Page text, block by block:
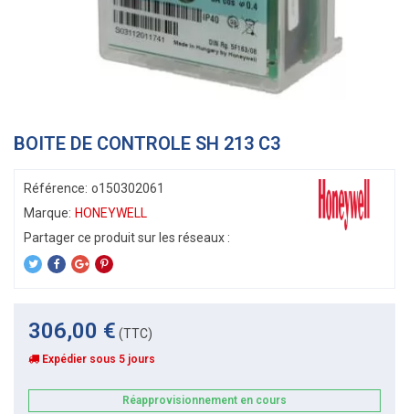
BOITE DE CONTROLE SH 213 C3
Référence: o150302061
Marque: HONEYWELL
306,00 € (TTC)
Expédier sous 5 jours
Réapprovisionnement en cours